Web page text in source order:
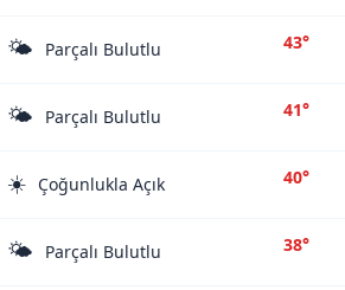
🌤️ Parçalı Bulutlu 43°
🌤️ Parçalı Bulutlu 41°
☀️ Çoğunlukla Açık 40°
🌤️ Parçalı Bulutlu 38°